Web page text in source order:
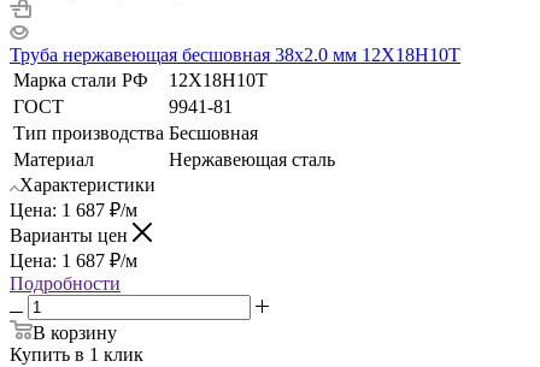
Труба нержавеющая бесшовная 38х2.0 мм 12Х18Н10Т
Марка стали РФ
12Х18Н10Т
ГОСТ
9941-81
Тип производства Бесшовная
Материал
Нержавеющая сталь
Характеристики
Цена: 1 687 ₽/м
Варианты цен
Цена: 1 687 ₽/м
Подробности
В корзину
Купить в 1 клик